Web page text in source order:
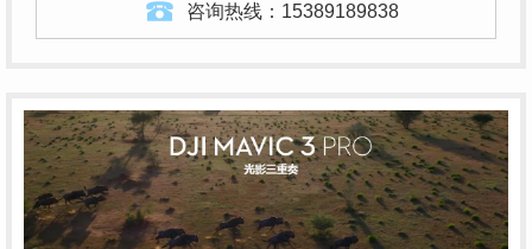
咨询热线： 15389189838